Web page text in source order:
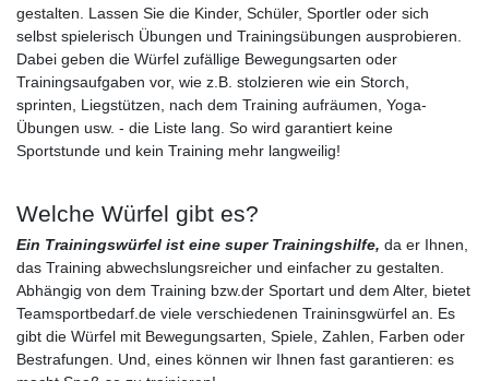
gestalten. Lassen Sie die Kinder, Schüler, Sportler oder sich
selbst spielerisch Übungen und Trainingsübungen ausprobieren.
Dabei geben die Würfel zufällige Bewegungsarten oder
Trainingsaufgaben vor, wie z.B. stolzieren wie ein Storch,
sprinten, Liegstützen, nach dem Training aufräumen, Yoga-
Übungen usw. - die Liste lang. So wird garantiert keine
Sportstunde und kein Training mehr langweilig!
Welche Würfel gibt es?
Ein Trainingswürfel ist eine super Trainingshilfe, da er Ihnen,
das Training abwechslungsreicher und einfacher zu gestalten.
Abhängig von dem Training bzw.der Sportart und dem Alter, bietet
Teamsportbedarf.de viele verschiedenen Traininsgwürfel an. Es
gibt die Würfel mit Bewegungsarten, Spiele, Zahlen, Farben oder
Bestrafungen. Und, eines können wir Ihnen fast garantieren: es